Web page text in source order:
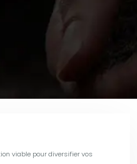
viable pour diversifier vos